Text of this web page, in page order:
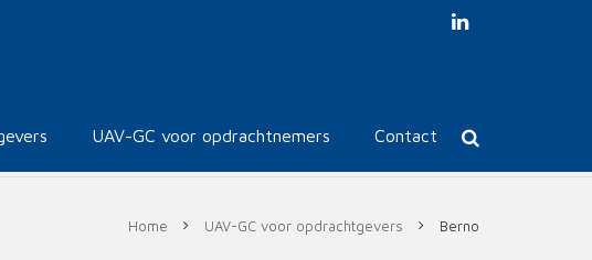
UAV-GC voor opdrachtnemers Contact
Home UAV-GC voor opdrachtgevers Berno